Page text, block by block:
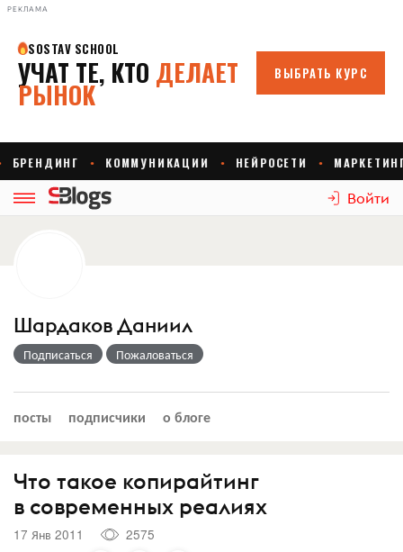
РЕКЛАМА
Войти
Шардаков Даниил
Подписаться Пожаловаться
посты подписчики о блоге
Что такое копирайтинг
в современных реалиях
17 Янв 2011
2575